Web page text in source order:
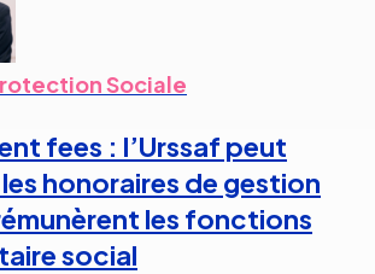
Sociale
fees : l’Urssaf peut
honoraires de gestion
les fonctions
social